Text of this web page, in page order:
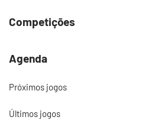
Competições
Agenda
Próximos jogos
Últimos jogos